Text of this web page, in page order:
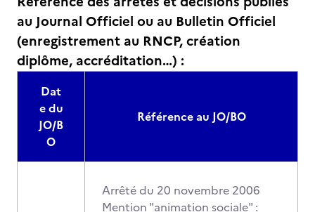
au Journal Officiel ou au Bulletin Officiel
(enregistrement au RNCP, création
diplôme, accréditation…) :
Dat
e du
JO/B
O
Référence au JO/BO
Arrêté du 20 novembre 2006
Mention "animation sociale" :